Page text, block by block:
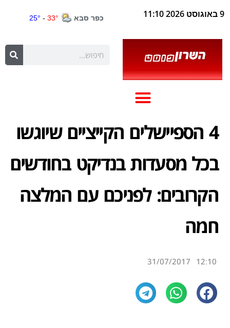
9 באוגוסט 2026 11:10
4 הספיישלים הקייציים שיוגשו
בכל מסעדות בנדיקט בחודשים
הקרובים: לפניכם עם המלצה
חמה
12:10
31/07/2017